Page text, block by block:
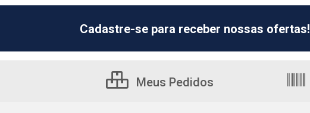
Cadastre-se para receber nossas ofertas!
Meus Pedidos